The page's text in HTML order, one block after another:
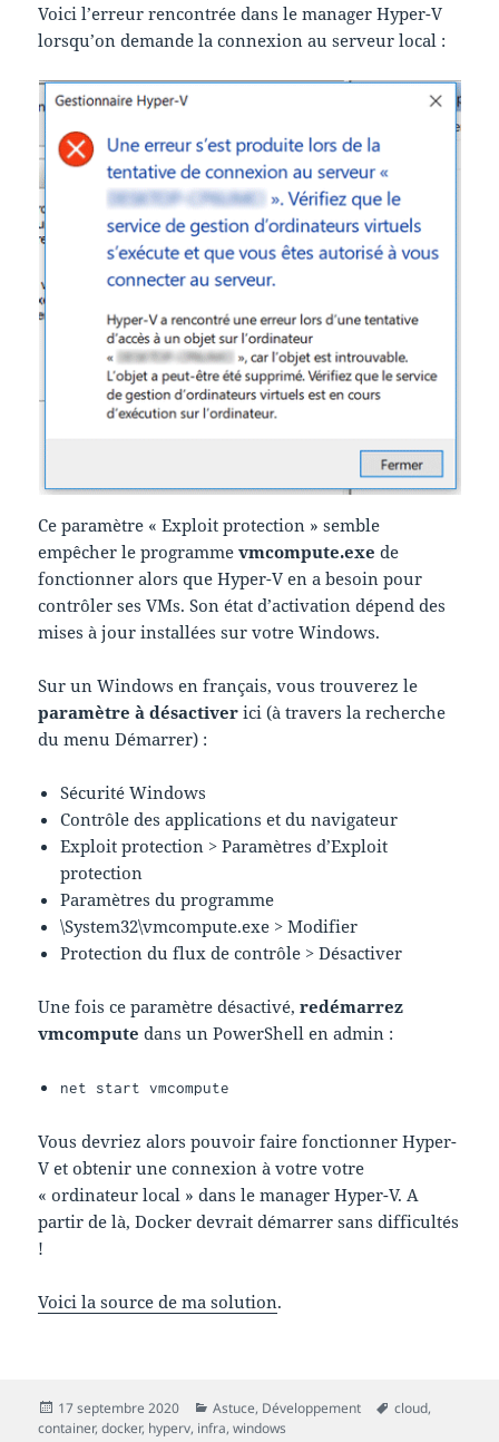
Voici l’erreur rencontrée dans le manager Hyper-V
lorsqu’on demande la connexion au serveur local :
Ce paramètre « Exploit protection » semble
empêcher le programmevmcompute.exe de
fonctionner alors que Hyper-V en a besoin pour
contrôler ses VMs. Son état d’activation dépend des
mises à jour installées sur votre Windows.
Sur un Windows en français, vous trouverez le
paramètre à désactiver ici (à travers la recherche
du menu Démarrer) :
Sécurité Windows
Contrôle des applications et du navigateur
Exploit protection > Paramètres d’Exploit
protection
Paramètres du programme
\System32\vmcompute.exe > Modifier
Protection du flux de contrôle > Désactiver
Une fois ce paramètre désactivé,redémarrez
vmcompute dans un PowerShell en admin :
net start vmcompute
Vous devriez alors pouvoir faire fonctionner Hyper-
V et obtenir une connexion à votre votre
« ordinateur local » dans le manager Hyper-V. A
partir de là, Docker devrait démarrer sans difficultés
!
Voici la source de ma solution.
Publié
le
17 septembre 2020 Catégories
Astuce, Développement
Mots-
cloud,
container,docker, hyperv, infra,windows